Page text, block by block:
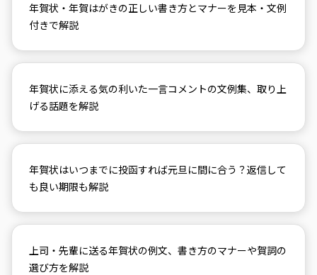
年賀状・年賀はがきの正しい書き方とマナーを見本・文例
付きで解説
年賀状に添える気の利いた一言コメントの文例集、取り上
げる話題を解説
年賀状はいつまでに投函すれば元旦に間に合う？返信して
も良い期限も解説
上司・先輩に送る年賀状の例文、書き方のマナーや賀詞の
選び方を解説